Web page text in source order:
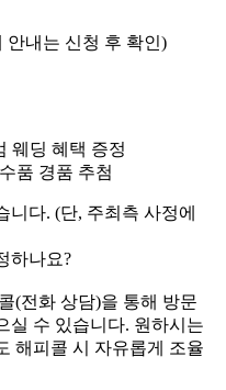
안내는 신청 후 확인)
웨딩 혜택 증정
품 경품 추첨
니다. (단, 주최측 사정에
하나요?
(전화 상담)을 통해 방문
실 수 있습니다. 원하시는
해피콜 시 자유롭게 조율